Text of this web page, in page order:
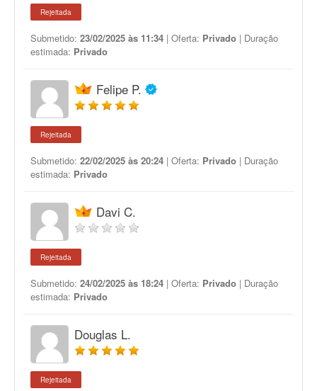
Rejeitada
Submetido: 23/02/2025 às 11:34 | Oferta: Privado | Duração
estimada: Privado
Felipe P.
Rejeitada
Submetido: 22/02/2025 às 20:24 | Oferta: Privado | Duração
estimada: Privado
Davi C.
Rejeitada
Submetido: 24/02/2025 às 18:24 | Oferta: Privado | Duração
estimada: Privado
Douglas L.
Rejeitada